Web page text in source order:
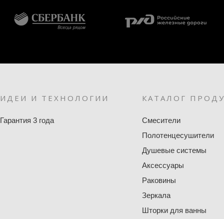
ИДЕИ И ТЕХНОЛОГИИ
Гарантия 3 года
КАТАЛОГ
Смесители
Полотенцесушители
Душевые системы
Аксессуары
Раковины
Зеркала
Шторки для ванны